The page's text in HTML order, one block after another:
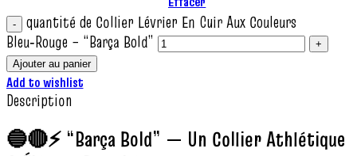
quantité de Collier Lévrier En Cuir Aux Couleurs
Bleu‑Rouge – “Barça Bold”
Ajouter au panier
Add to wishlist
Description
🔵🔴⚡ “Barça Bold” — Un Collier Athlétique